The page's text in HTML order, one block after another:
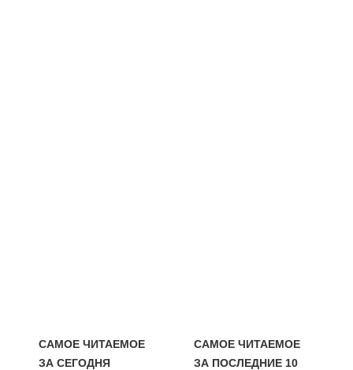
САМОЕ ЧИТАЕМОЕ
ЗА СЕГОДНЯ
САМОЕ ЧИТАЕМОЕ
ЗА ПОСЛЕДНИЕ 10